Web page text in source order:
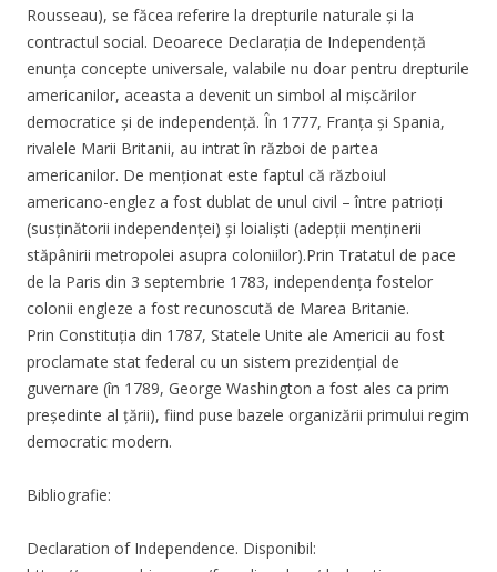
Rousseau), se făcea referire la drepturile naturale și la
contractul social. Deoarece Declarația de Independență
enunța concepte universale, valabile nu doar pentru drepturile
americanilor, aceasta a devenit un simbol al mișcărilor
democratice și de independență. În 1777, Franța și Spania,
rivalele Marii Britanii, au intrat în război de partea
americanilor. De menționat este faptul că războiul
americano-englez a fost dublat de unul civil – între patrioți
(susținătorii independenței) și loialiști (adepții menținerii
stăpânirii metropolei asupra coloniilor).Prin Tratatul de pace
de la Paris din 3 septembrie 1783, independența fostelor
colonii engleze a fost recunoscută de Marea Britanie.
Prin Constituția din 1787, Statele Unite ale Americii au fost
proclamate stat federal cu un sistem prezidențial de
guvernare (în 1789, George Washington a fost ales ca prim
președinte al țării), fiind puse bazele organizării primului regim
democratic modern.
Bibliografie:
Declaration of Independence. Disponibil: